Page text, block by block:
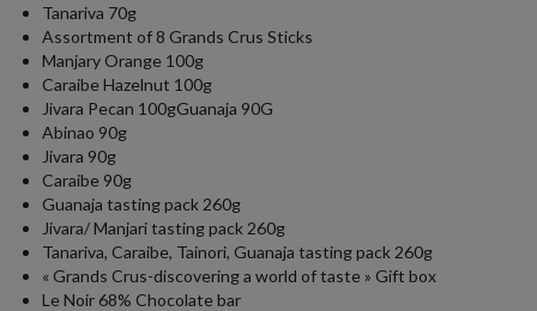
Tanariva 70g
Assortment of 8 Grands Crus Sticks
Manjary Orange 100g
Caraibe Hazelnut 100g
Jivara Pecan 100gGuanaja 90G
Abinao 90g
Jivara 90g
Caraibe 90g
Guanaja tasting pack 260g
Jivara/ Manjari tasting pack 260g
Tanariva, Caraibe, Tainori, Guanaja tasting pack 260g
« Grands Crus-discovering a world of taste » Gift box
Le Noir 68% Chocolate bar